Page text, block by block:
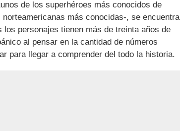
de los superhéroes más conocidos de
más conocidas-, se encuentra
personajes tienen más de treinta años de
al pensar en la cantidad de números
para llegar a comprender del todo la historia.